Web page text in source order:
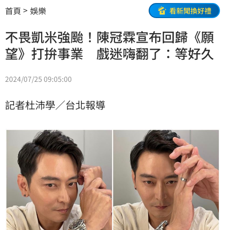
首頁 娛樂 看新聞換好禮
不畏凱米強颱！陳冠霖宣布回歸《願
望》打拚事業 戲迷嗨翻了：等好久
2024/07/25 09:05:00
記者杜沛學／台北報導